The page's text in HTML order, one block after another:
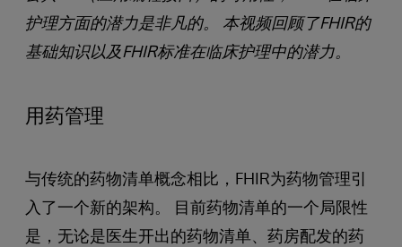
护理方面的潜力是非凡的。 本视频回顾了FHIR的
基础知识以及FHIR标准在临床护理中的潜力。
用药管理
与传统的药物清单概念相比，FHIR为药物管理引
入了一个新的架构。 目前药物清单的一个局限性
是，无论是医生开出的药物清单、药房配发的药